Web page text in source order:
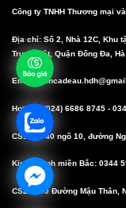
Công ty TNHH Thương mại
Địa chỉ: Số 2, Nhà 12C, Khu
Trung Liệt, Quận Đống Đa, Hà
Email:
Hotline: (024) 6686 8745 -
CS1: Số 40 ngõ 10, đường
Kinh doanh miền Bắc: 0344
CS2: 10/9 Đường Mậu Thân,